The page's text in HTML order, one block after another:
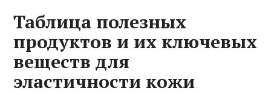
Таблица полезных
продуктов и их ключевых
веществ для
эластичности кожи